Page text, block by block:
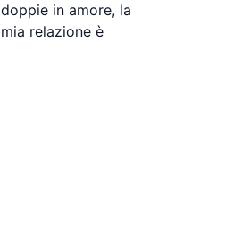
doppie in amore, la
mia relazione è